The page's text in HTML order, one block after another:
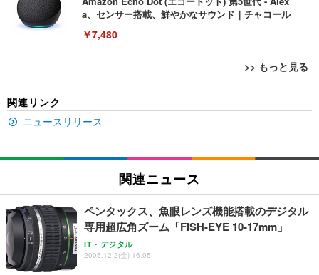
a、センサー搭載、鮮やかなサウンド｜チャコール
￥7,480
>> もっと見る
い 跳ね上げ式アームレスト コンパクト 約105度ロッ
キング pc 事務椅子 360度回転 座面昇降 強化ナイロ
SIHOO B100 オフィスチェア／デスクチェア メッシ
ュチェア 人間工学 疲れない ブラック
￥27,999
Sezlife オフィスチェア デスクチェア 疲れない テレ
EV3240X-WT | 31.5型4K UHD・USB Type-C・ホワ
イト
EIZO ビジネス向けプレミアムモニター | FlexScan
EV2740X-WT | 27.0型4K UHD・USB Type-C・ホワ
￥109,572
回使い捨て 無香料 ホワイト 300枚
Amazonベーシック ペットシーツ 厚型 ワイド 42枚
x2袋(84枚) ホワイト(吸収面:ライトブルー)
￥3,234
関連リンク
ニュースリリース
関連ニュース
ペンタックス、魚眼レンズ機能搭載のデジタル
専用超広角ズーム「FISH-EYE 10-17mm」
IT・デジタル
2005.12.2(金) 16:05